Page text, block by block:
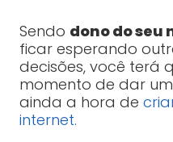
Sendo dono do seu
ficar esperando
decisões, você terá
momento de dar
ainda a hora de
internet.